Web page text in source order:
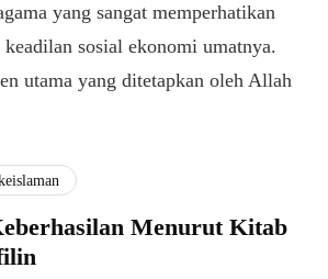
yang sangat memperhatikan
keadilan sosial ekonomi umatnya.
utama yang ditetapkan oleh Allah
Menurut Kitab